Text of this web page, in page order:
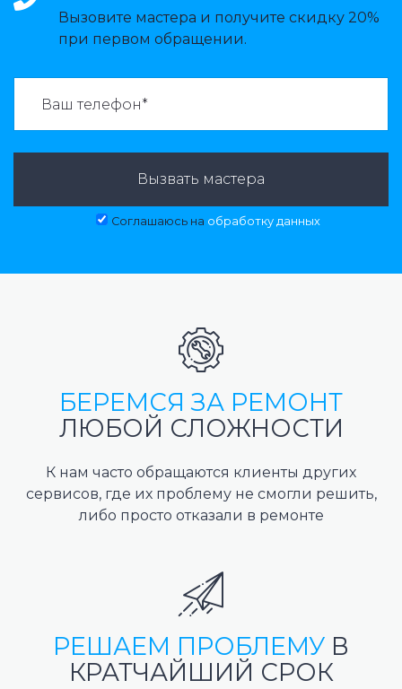
Вызовите мастера и получите скидку 20%
при первом обращении.
Вызвать мастера
Соглашаюсь на обработку данных
БЕРЕМСЯ ЗА РЕМОНТ
ЛЮБОЙ СЛОЖНОСТИ
К нам часто обращаются клиенты других
сервисов, где их проблему не смогли решить,
либо просто отказали в ремонте
РЕШАЕМ ПРОБЛЕМУ В
КРАТЧАЙШИЙ СРОК